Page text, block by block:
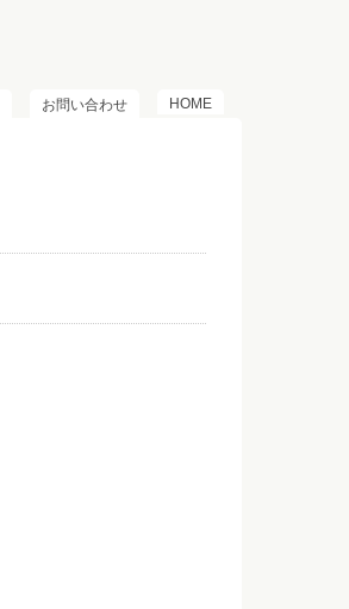
HOME
お問い合わせ